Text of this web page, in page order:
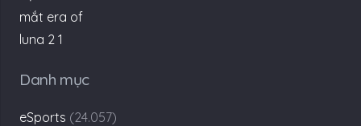
Danh mục
eSports (24.057)